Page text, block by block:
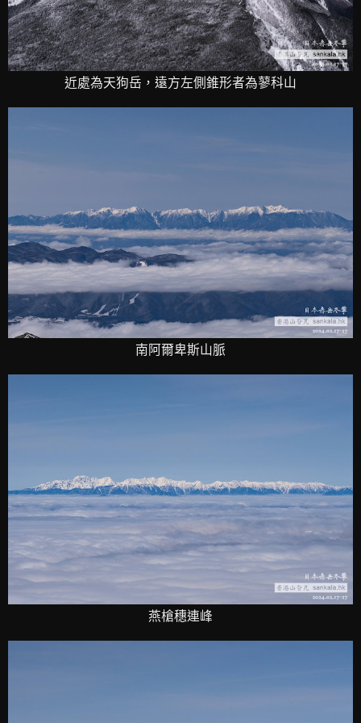
近處為天狗岳，遠方左側錐形者為蓼科山
南阿爾卑斯山脈
燕槍穗連峰